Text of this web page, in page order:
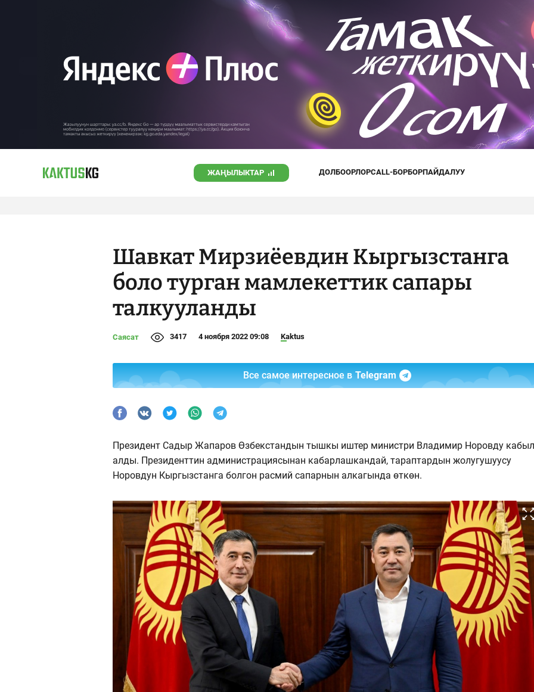
ЖАҢЫЛЫКТАР ДОЛБООРЛОРCALL-БОРБОРПАЙДАЛУУ
Шавкат Мирзиёевдин Кыргызстанга
боло турган мамлекеттик сапары
талкууланды
Саясат 3417 4 ноября 2022 09:08 Kaktus
Все самое интересное в Telegram
Президент Садыр Жапаров Өзбекстандын тышкы иштер министри Владимир Норовду кабыл
алды. Президенттин администрациясынан кабарлашкандай, тараптардын жолугушуусу
Норовдун Кыргызстанга болгон расмий сапарнын алкагында өткөн.